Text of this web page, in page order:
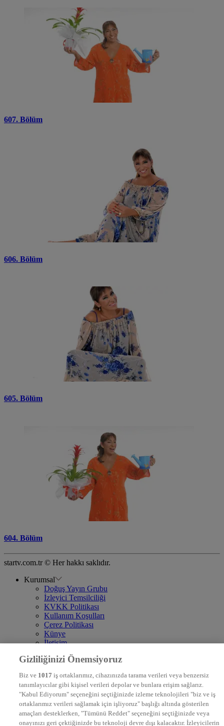
607. Bölüm
606. Bölüm
605. Bölüm
604. Bölüm
startv.com.tr © Her hakkı saklıdır.
Kurumsal
Doğuş Yayın Grubu
İzleyici Temsilciliği
KVKK Politikası
Kullanım Koşulları
Çerez Politikası
Künye
İletişim
DYG Televizyonlar
STAR
EURO STAR
KRAL POP TV
DYG Radyolar
NTV RADYO
KRAL FM
Gizliliğinizi Önemsiyoruz
Biz ve 1017 iş ortaklarımız, cihazınızda tarama verileri veya benzersiz
tanımlayıcılar gibi kişisel verileri depolar ve bunlara erişim sağlarız.
"Kabul Ediyorum" seçeneğini seçtiğinizde izleme teknolojileri "biz ve iş
ortaklarımız verileri sağlamak için işliyoruz" başlığı altında gösterilen
amaçları desteklerken, "Tümünü Reddet" seçeneğini seçtiğinizde veya
onayınızı geri çektiğinizde bu teknoloji devre dışı kalacaktır. İzleyicilerin